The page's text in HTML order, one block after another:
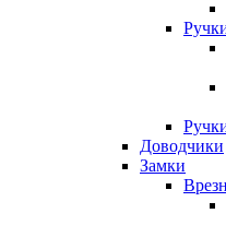
Доводчики
Замки